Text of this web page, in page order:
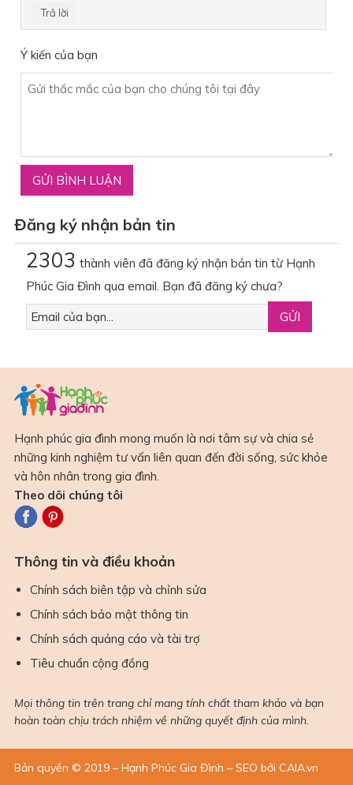
Trả lời
Ý kiến của bạn
Đăng ký nhận bản tin
2303 thành viên đã đăng ký nhận bản tin từ Hạnh
Phúc Gia Đình qua email. Bạn đã đăng ký chưa?
Hạnh phúc gia đình mong muốn là nơi tâm sự và chia sẻ
những kinh nghiệm tư vấn liên quan đến đời sống, sức khỏe
và hôn nhân trong gia đình.
Theo dõi chúng tôi
Thông tin và điều khoản
Chính sách biên tập và chỉnh sửa
Chính sách bảo mật thông tin
Chính sách quảng cáo và tài trợ
Tiêu chuẩn cộng đồng
Mọi thông tin trên trang chỉ mang tính chất tham khảo và bạn
hoàn toàn chịu trách nhiệm về những quyết định của mình.
Bản quyền © 2019 – Hạnh Phúc Gia Đình – SEO bởi CAIA.vn